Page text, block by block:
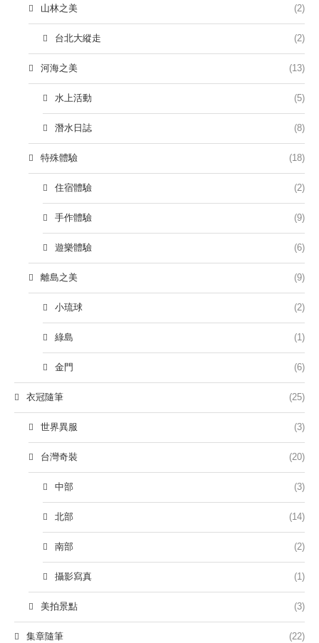
山林之美 (2)
台北大縱走 (2)
河海之美 (13)
水上活動 (5)
潛水日誌 (8)
特殊體驗 (18)
住宿體驗 (2)
手作體驗 (9)
遊樂體驗 (6)
離島之美 (9)
小琉球 (2)
綠島 (1)
金門 (6)
衣冠隨筆 (25)
世界異服 (3)
台灣奇裝 (20)
中部 (3)
北部 (14)
南部 (2)
攝影寫真 (1)
美拍景點 (3)
集章隨筆 (22)